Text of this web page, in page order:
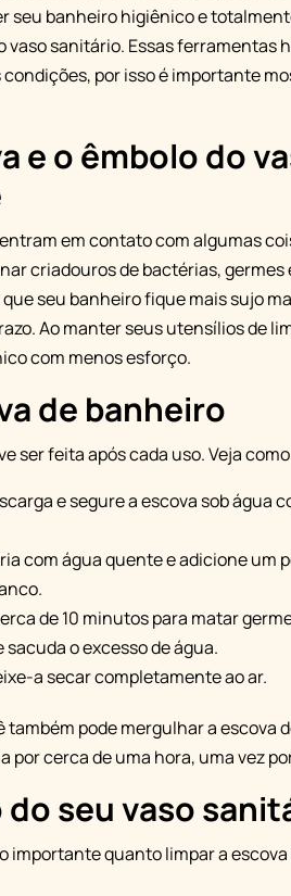
seu banheiro higiênico e
vaso sanitário. Essas ferramentas
por isso é importante
e o êmbolo do
em contato com algumas
criadouros de bactérias, germes
seu banheiro fique mais sujo
Ao manter seus utensílios de
com menos esforço.
de banheiro
ser feita após cada uso. Veja
e segure a escova sob água
com água quente e adicione um
de 10 minutos para matar
o excesso de água.
a secar completamente ao ar.
pode mergulhar a escova
cerca de uma hora, uma vez
seu vaso
importante quanto limpar a escova